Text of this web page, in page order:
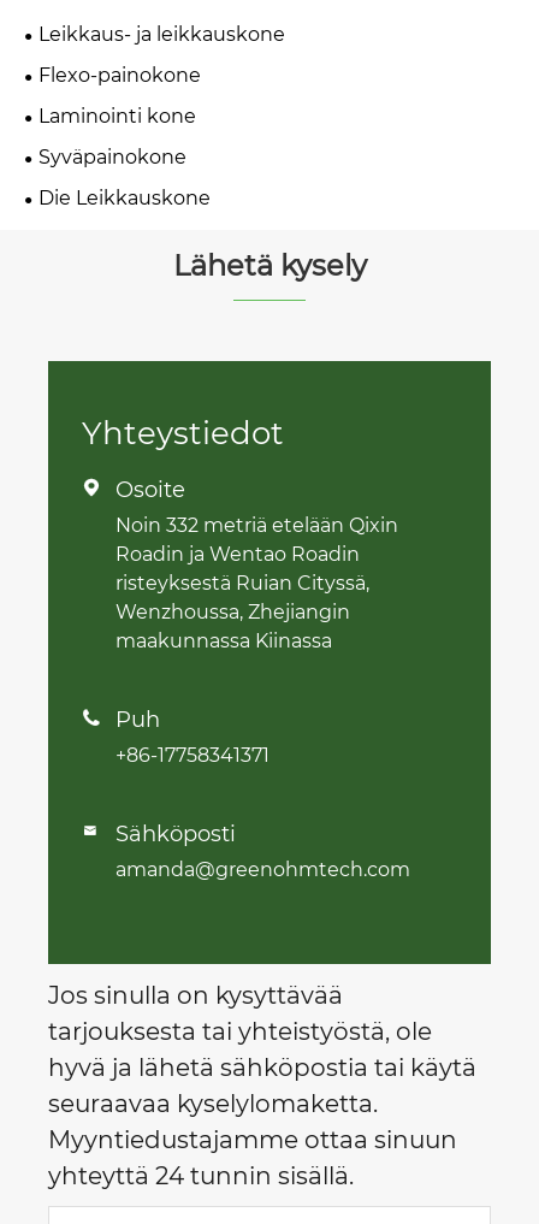
Leikkaus- ja leikkauskone
Flexo-painokone
Laminointi kone
Syväpainokone
Die Leikkauskone
Lähetä kysely
Yhteystiedot
 Osoite
Noin 332 metriä etelään Qixin
Roadin ja Wentao Roadin
risteyksestä Ruian Cityssä,
Wenzhoussa, Zhejiangin
maakunnassa Kiinassa
 Puh
+86-17758341371
 Sähköposti
amanda@greenohmtech.com
Jos sinulla on kysyttävää
tarjouksesta tai yhteistyöstä, ole
hyvä ja lähetä sähköpostia tai käytä
seuraavaa kyselylomaketta.
Myyntiedustajamme ottaa sinuun
yhteyttä 24 tunnin sisällä.